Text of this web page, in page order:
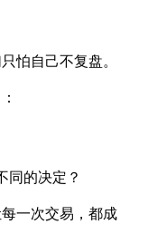
怕自己不复盘。
同的决定？
一次交易，都成